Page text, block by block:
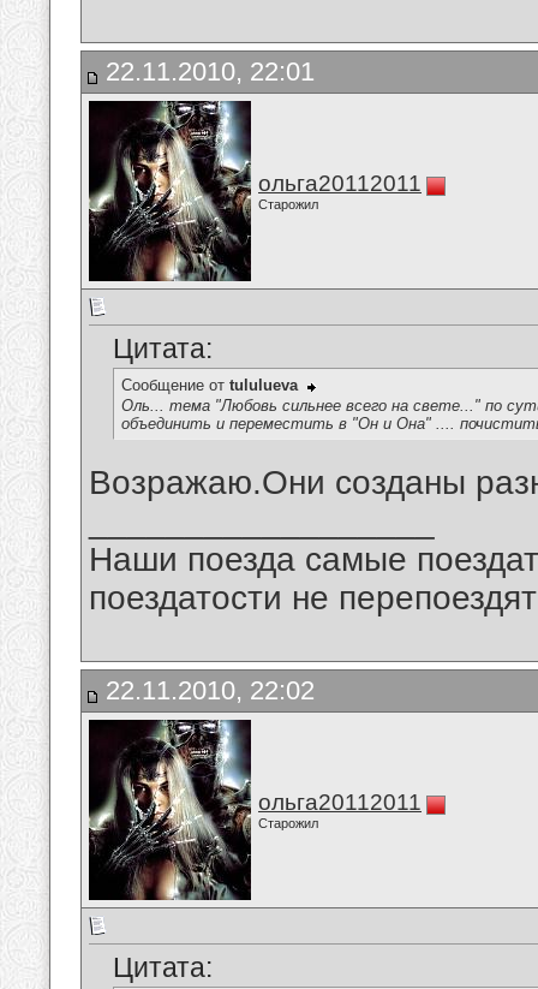
22.11.2010, 22:01
ольга20112011
Старожил
Цитата:
Сообщение от tululueva
Оль... тема "Любовь сильнее всего на свете..." по
объединить и переместить в "Он и Она" ....
Возражаю.Они созданы
Наши поезда самые
поездатости не
22.11.2010, 22:02
ольга20112011
Старожил
Цитата: